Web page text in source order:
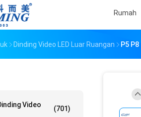
Rumah
Dinding Video LED Luar Ruangan P5
Video
(701)